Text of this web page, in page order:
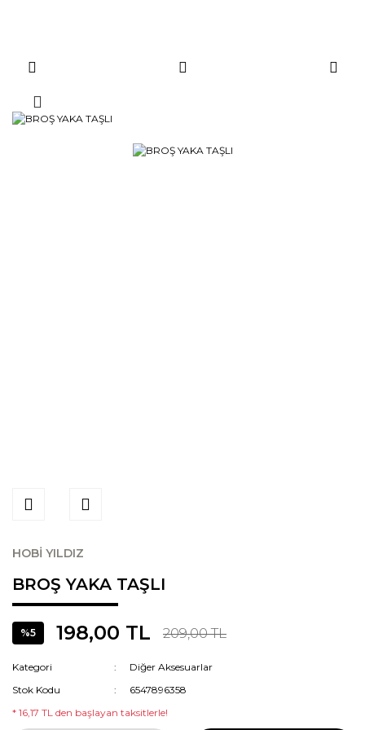
HOBİ YILDIZ
BROŞ YAKA TAŞLI
%5 198,00 TL 209,00 TL
Kategori
Diğer Aksesuarlar
Stok Kodu
6547896358
* 16,17 TL den başlayan taksitlerle!